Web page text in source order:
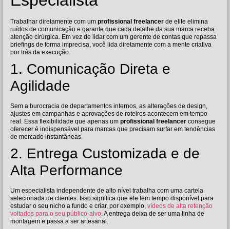
Trabalhar diretamente com um profissional freelancer de elite elimina
ruídos de comunicação e garante que cada detalhe da sua marca receba
atenção cirúrgica. Em vez de lidar com um gerente de contas que repassa
briefings de forma imprecisa, você lida diretamente com a mente criativa
por trás da execução.
1. Comunicação Direta e
Agilidade
Sem a burocracia de departamentos internos, as alterações de design,
ajustes em campanhas e aprovações de roteiros acontecem em tempo
real. Essa flexibilidade que apenas um profissional freelancer consegue
oferecer é indispensável para marcas que precisam surfar em tendências
de mercado instantâneas.
2. Entrega Customizada e de
Alta Performance
Um especialista independente de alto nível trabalha com uma cartela
selecionada de clientes. Isso significa que ele tem tempo disponível para
estudar o seu nicho a fundo e criar, por exemplo, vídeos de alta retenção
voltados para o seu público-alvo . A entrega deixa de ser uma linha de
montagem e passa a ser artesanal.